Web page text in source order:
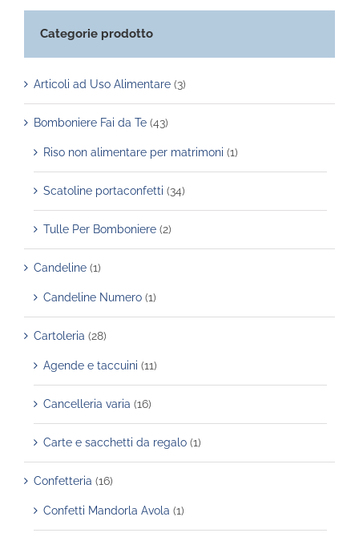
Categorie prodotto
Articoli ad Uso Alimentare (3)
Bomboniere Fai da Te (43)
Riso non alimentare per matrimoni (1)
Scatoline portaconfetti (34)
Tulle Per Bomboniere (2)
Candeline (1)
Candeline Numero (1)
Cartoleria (28)
Agende e taccuini (11)
Cancelleria varia (16)
Carte e sacchetti da regalo (1)
Confetteria (16)
Confetti Mandorla Avola (1)